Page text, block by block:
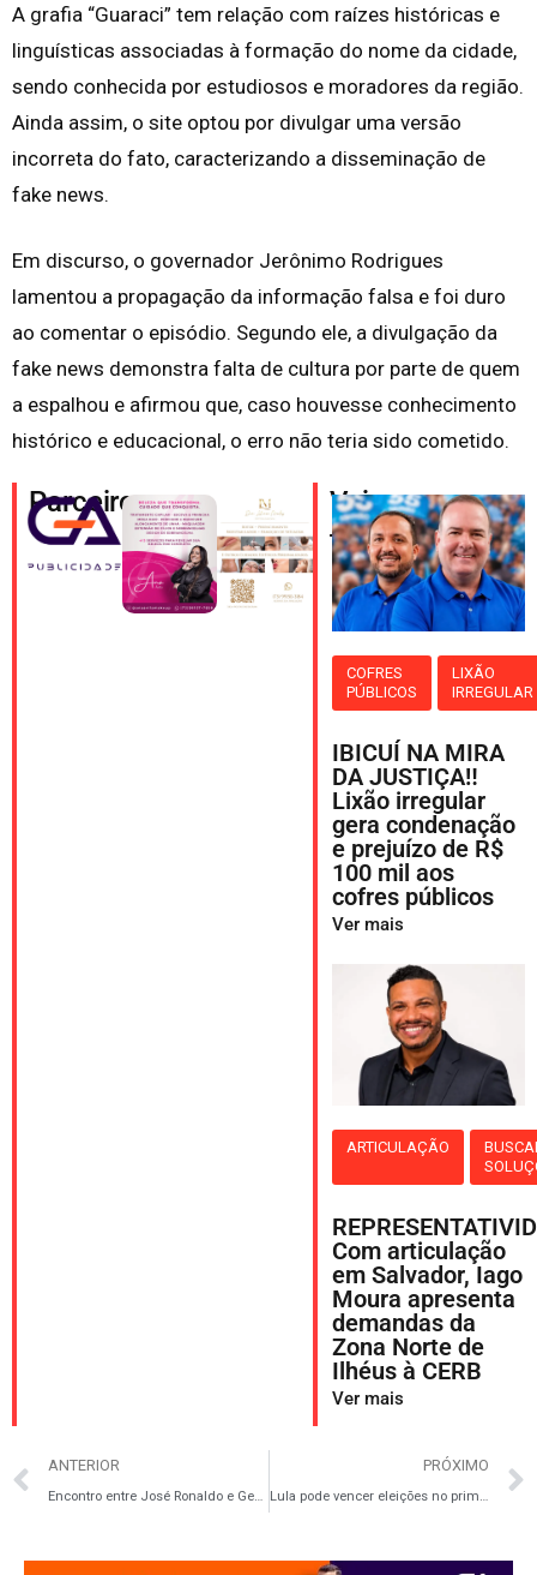
A grafia “Guaraci” tem relação com raízes históricas e
linguísticas associadas à formação do nome da cidade,
sendo conhecida por estudiosos e moradores da região.
Ainda assim, o site optou por divulgar uma versão
incorreta do fato, caracterizando a disseminação de
fake news.
Em discurso, o governador Jerônimo Rodrigues
lamentou a propagação da informação falsa e foi duro
ao comentar o episódio. Segundo ele, a divulgação da
fake news demonstra falta de cultura por parte de quem
a espalhou e afirmou que, caso houvesse conhecimento
histórico e educacional, o erro não teria sido cometido.
Parceiros
Veja
também
COFRES
PÚBLICOS
LIXÃO
IRREGULAR
IBICUÍ NA MIRA
DA JUSTIÇA‼️
Lixão irregular
gera condenação
e prejuízo de R$
100 mil aos
cofres públicos
Ver mais
ARTICULAÇÃO
Com articulação
em Salvador, Iago
Moura apresenta
demandas da
Zona Norte de
Ilhéus à CERB
Ver mais
ANTERIOR
Encontro entre José Ronaldo e Geddel reacende rumores de mudança política em Feira
PRÓXIMO
Lula pode vencer eleições no primeiro turno, aponta Atlas Bloomberg